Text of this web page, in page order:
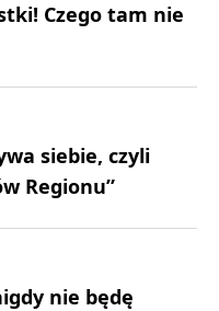
Czego tam nie
siebie, czyli
Regionu”
nie będę